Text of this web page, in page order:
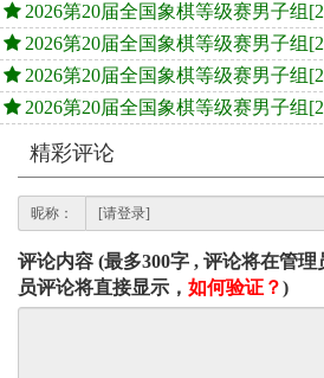
2026第20届全国象棋等级赛男子组
2026第20届全国象棋等级赛男子组
2026第20届全国象棋等级赛男子组
2026第20届全国象棋等级赛男子组
精彩评论
昵称：
评论内容 (最多300字 , 评论将在管
员评论将直接显示， 如何验证？)